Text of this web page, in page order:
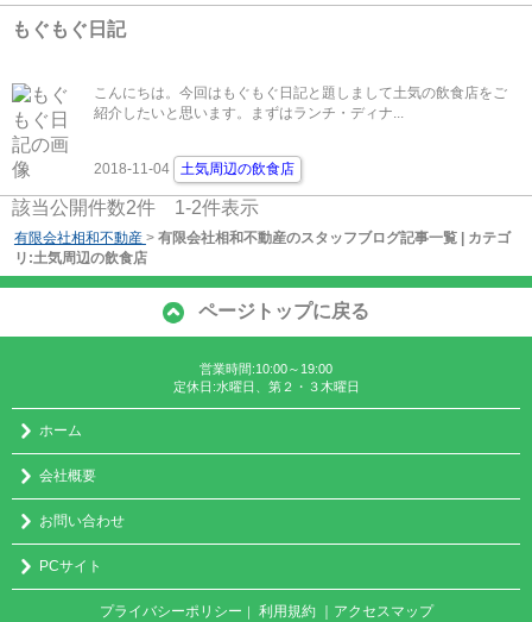
もぐもぐ日記
こんにちは。今回はもぐもぐ日記と題しまして土気の飲食店をご
紹介したいと思います。まずはランチ・ディナ...
2018-11-04 土気周辺の飲食店
該当公開件数2件 1-2件表示
有限会社相和不動産 > 有限会社相和不動産のスタッフブログ記事一覧 | カテゴ
リ:土気周辺の飲食店
ページトップに戻る
営業時間:10:00～19:00
定休日:水曜日、第２・３木曜日
ホーム
会社概要
お問い合わせ
PCサイト
プライバシーポリシー ｜ 利用規約 ｜アクセスマップ